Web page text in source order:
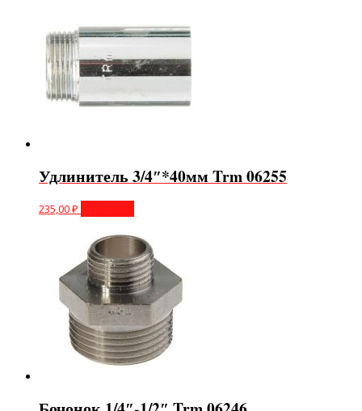
Удлинитель 3/4″*40мм Trm 06255
235,00₽